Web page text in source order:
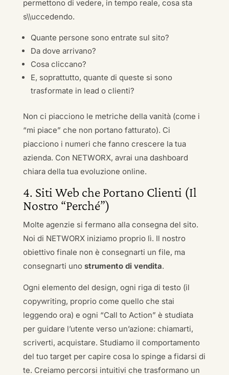
permettono di vedere, in tempo reale, cosa sta
s\\uccedendo.
Quante persone sono entrate sul sito?
Da dove arrivano?
Cosa cliccano?
E, soprattutto, quante di queste si sono
trasformate in lead o clienti?
Non ci piacciono le metriche della vanità (come i
“mi piace” che non portano fatturato). Ci
piacciono i numeri che fanno crescere la tua
azienda. Con NETWORX, avrai una dashboard
chiara della tua evoluzione online.
4. Siti Web che Portano Clienti (Il
Nostro “Perché”)
Molte agenzie si fermano alla consegna del sito.
Noi di NETWORX iniziamo proprio lì. Il nostro
obiettivo finale non è consegnarti un file, ma
consegnarti uno strumento di vendita.
Ogni elemento del design, ogni riga di testo (il
copywriting, proprio come quello che stai
leggendo ora) e ogni “Call to Action” è studiata
per guidare l’utente verso un’azione: chiamarti,
scriverti, acquistare. Studiamo il comportamento
del tuo target per capire cosa lo spinge a fidarsi di
te. Creiamo percorsi intuitivi che trasformano un